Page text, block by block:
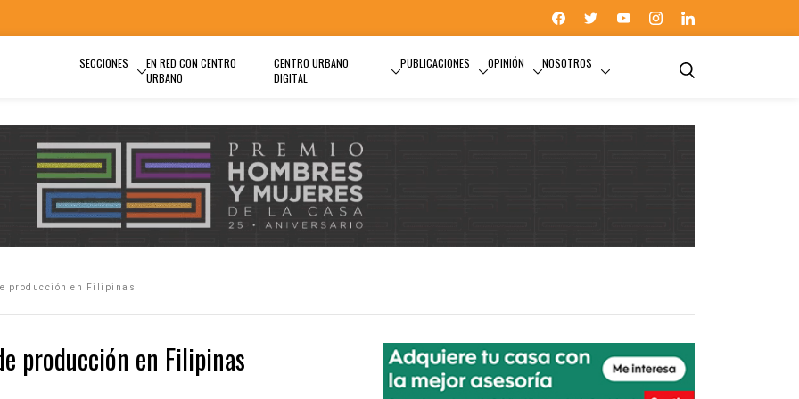
SECCIONES
EN RED CON CENTRO
URBANO
CENTRO URBANO
DIGITAL
PUBLICACIONES OPINIÓN NOSOTROS
producción en Filipinas
producción en Filipinas